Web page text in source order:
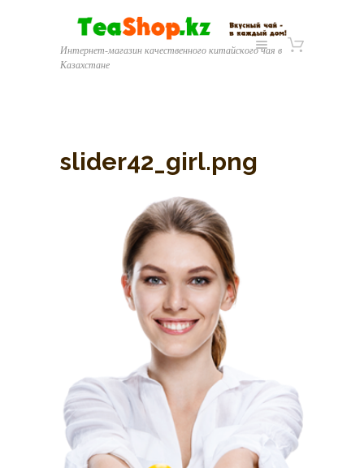
Интернет-магазин качественного китайского чая в
Казахстане
slider42_girl.png